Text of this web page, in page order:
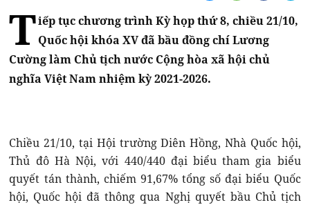
Tiếp tục chương trình Kỳ họp thứ 8, chiều 21/10,
Quốc hội khóa XV đã bầu đồng chí Lương
Cường làm Chủ tịch nước Cộng hòa xã hội chủ
nghĩa Việt Nam nhiệm kỳ 2021-2026.
Chiều 21/10, tại Hội trường Diên Hồng, Nhà Quốc hội,
Thủ đô Hà Nội, với 440/440 đại biểu tham gia biểu
quyết tán thành, chiếm 91,67% tổng số đại biểu Quốc
hội, Quốc hội đã thông qua Nghị quyết bầu Chủ tịch